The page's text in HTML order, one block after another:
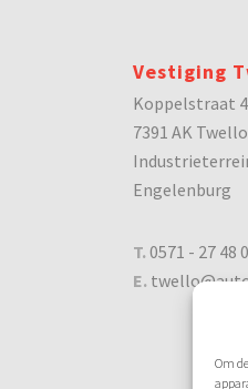
Om
Vestiging
Koppelstraat
7391 AK Twello
Engelenburg
T. 0571 - 27 48
E.